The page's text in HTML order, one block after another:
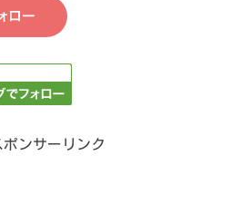
ポンサーリンク